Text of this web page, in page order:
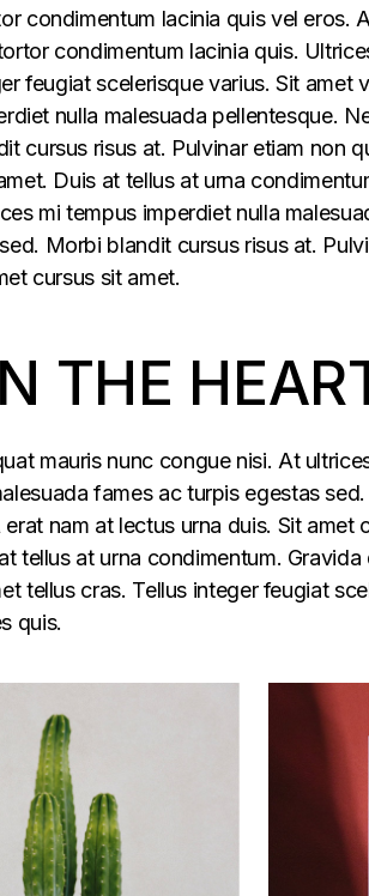
condimentum lacinia quis vel eros.
condimentum lacinia quis.
feugiat scelerisque varius. Sit
nulla malesuada pellentesque.
cursus risus at. Pulvinar etiam non
Duis at tellus at urna
mi tempus imperdiet nulla
Morbi blandit cursus risus at.
cursus sit amet.
THE
mauris nunc congue nisi. At
fames ac turpis egestas
nam at lectus urna duis. Sit
tellus at urna condimentum.
tellus cras. Tellus integer feugiat
quis.